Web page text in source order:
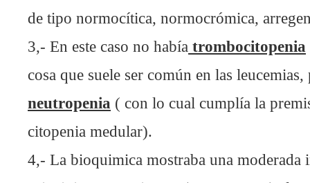
de tipo normocítica, normocrómica,
3,- En este caso no había trombocitopenia
cosa que suele ser común en las
neutropenia ( con lo cual cumplía la
citopenia medular).
4,- La bioquimica mostraba una moderada